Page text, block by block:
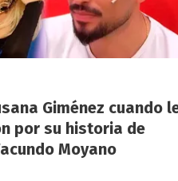
Giménez cuando
por su historia de
Moyano